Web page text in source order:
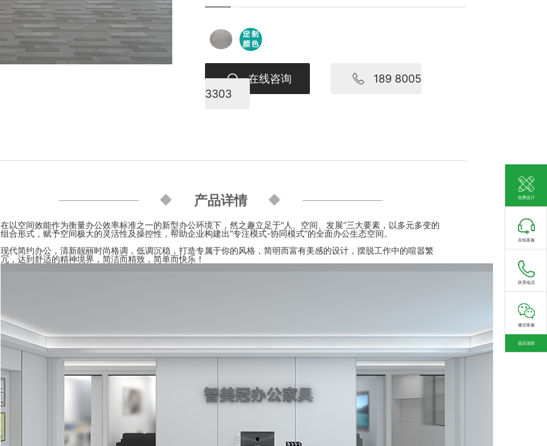
在线咨询
189 8005
3303
产品详情
在以空间效能作为衡量办公效率标准之一的新型办公环境下，然之趣立足于“人、空间、发展”三大要素，以多元多变的
组合形式，赋予空间极大的灵活性及操控性，帮助企业构建出“专注模式-协同模式”的全面办公生态空间。
现代简约办公，清新靓丽时尚格调，低调沉稳，打造专属于你的风格，简明而富有美感的设计，摆脱工作中的喧嚣繁
冗，达到舒适的精神境界，简洁而精致，简单而快乐！
免费设计
在线客服
联系电话
微信客服
返回顶部